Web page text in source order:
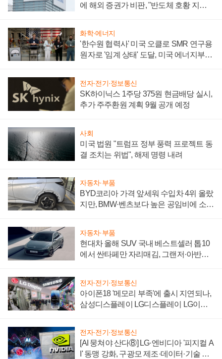
에 해외 증권가 비판, "반도체 호황 지속
화학·에너지
'한수원 협력사' 미국 오클로 SMR 연구용
원자로 '임계 상태' 도달, 미국 에너지부
전자·전기·정보통신
SK하이닉스 1주당 375원 현금배당 실시,
추가 주주환원 계획 9월 공개 예정
사회
미국 법원 "트럼프 정부 풍력 프로젝트 동
결 조치는 위법", 해제 명령 내려
자동차·부품
BYD코리아 가격 앞세워 수입차 4위 올랐
지만, BMW·벤츠보다 높은 공임비에 소비
자동차·부품
현대차 올해 SUV 국내 베스트셀러 톱10
에서 싼타페만 자리매김, 그랜저·아반떼
전자·전기·정보통신
아이폰18 '메모리 부족'에 출시 지연되나,
삼성디스플레이 LG디스플레이 LG이노
전자·전기·정보통신
[AI 뭉쳐야 산다⑧] LG·엔비디아 '피지컬 A
I' 동맹 강화, 구광모 제조·데이터·기술 결